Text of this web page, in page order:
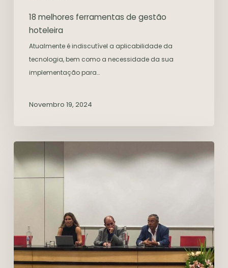
18 melhores ferramentas de gestão
hoteleira
Atualmente é indiscutível a aplicabilidade da
tecnologia, bem como a necessidade da sua
implementação para…
Novembro 19, 2024